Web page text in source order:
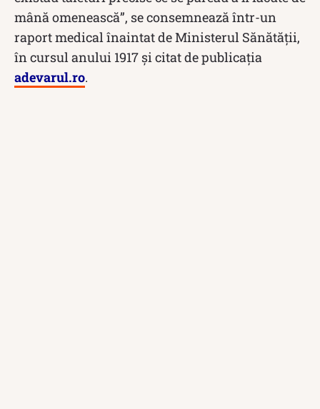
mână omenească”, se consemnează într-un
raport medical înaintat de Ministerul Sănătăţii,
în cursul anului 1917 şi citat de publicaţia
adevarul.ro.